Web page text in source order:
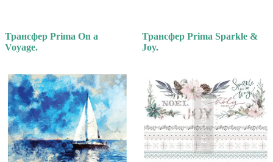
Трансфер Prima On a
Voyage.
Трансфер Prima Sparkle &
Joy.